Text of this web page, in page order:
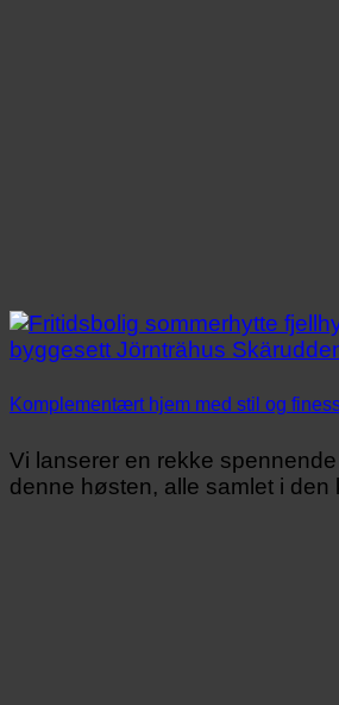
Komplementært hjem med stil og
Vi lanserer en rekke
denne høsten, alle samlet i den